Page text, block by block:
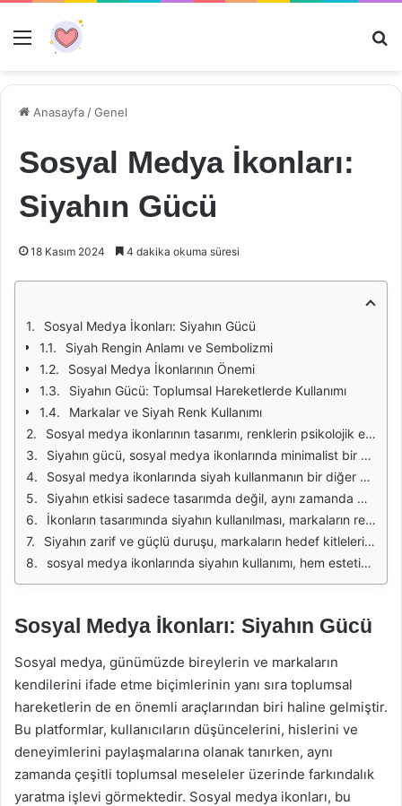
Menü
Anasayfa /Genel
Sosyal Medya İkonları:
Siyahın Gücü
18 Kasım 2024 4 dakika okuma süresi
Sosyal Medya İkonları: Siyahın Gücü
Siyah Rengin Anlamı ve Sembolizmi
Sosyal Medya İkonlarının Önemi
Siyahın Gücü: Toplumsal Hareketlerde Kullanımı
Markalar ve Siyah Renk Kullanımı
Sosyal medya ikonlarının tasarımı, renklerin psikolojik etkisi açısından büyük bir öneme sahiptir. Siyah, genellikle güç, otorite ve zarafet olarak algılanırken, sosyal medya platformları bu rengi kullanarak marka imajlarını pekiştirebilirler. Siyahın bu güçlü nitelikleri, sosyal medya ikonları aracılığıyla kullanıcıların dikkatini çekebilir ve markanın ciddiyetini vurgulayabilir. Özellikle lüks markalar, siyahı tercih ederek kaliteli ve prestijli bir imaj oluşturmayı hedefler.
Siyahın gücü, sosyal medya ikonlarında minimalist bir estetik yaratma potansiyeline sahiptir. Minimalizm, karmaşadan uzak durarak kullanıcıların dikkatini doğrudan ana mesajlara yönlendirmeyi sağlar. Bu nedenle, siyah ikonlar, sade ve etkili bir iletişim aracı olarak öne çıkar. Kullanıcılar, temiz hatları ve net tasarımları sayesinde ikonları daha kolay tanıyabilir ve hatırlayabilir.
Sosyal medya ikonlarında siyah kullanmanın bir diğer avantajı, farklı arka planlarla uyum sağlamasıdır. Siyah, hemen hemen her renkle kombinlenebilir. Bu özellik, ikonların farklı platformlarda, web sitelerinde veya uygulamalarda tutarlı bir şekilde kullanılmasına olanak tanır. Aynı zamanda, siyah ikonlar gece modunda da etkileyici görünür, bu da kullanıcı deneyimini artırabilir.
Siyahın etkisi sadece tasarımda değil, aynı zamanda markaların duygusal bağ kurma konusunda da kendini gösterir. Siyah, güvenilirlik ve profesyonellik hissi uyandırarak kullanıcıların markaya olan bağlılıklarını artırabilir. Bu bağlamda, sosyal medya ikonları, markaların hedef kitleleriyle daha derin bir ilişki kurmalarına yardımcı olabilir. Kullanıcılar, kendilerini güçlü ve etkili bir markanın parçası olarak hissetmek isteyebilirler.
İkonların tasarımında siyahın kullanılması, markaların rekabetçi bir pazarda öne çıkmasına yardımcı olabilir. Özgün ve dikkat çekici bir görünüm, kullanıcıların markayı hatırlamasını ve tercih etmesini kolaylaştırır. Özellikle sosyal medya platformlarında yoğun bir rekabetin olduğu günümüzde, etkili bir ikon tasarımı, kullanıcıların dikkatini çekmek için kritik bir faktördür.
Siyahın zarif ve güçlü duruşu, markaların hedef kitleleriyle daha derin bir bağ kurmalarına olanak tanır. Kullanıcılar, siyah ikonları gördüklerinde, bu ikonların arkasındaki markanın güçlü bir imaj sergilediğini algılarlar. Bu algı, markanın sosyal medya üzerindeki etkinliğini artırabilir ve kullanıcıların marka ile olan etkileşimlerini güçlendirebilir.
sosyal medya ikonlarında siyahın kullanımı, hem estetik hem de psikolojik açıdan önemli avantajlar sunmaktadır. Markalar, bu güçlü rengi kullanarak kendilerini daha etkili bir şekilde ifade edebilir ve kullanıcıların dikkatini çekebilirler. Siyah, sosyal medya ikonları aracılığıyla güç, otorite ve zarafet gibi duyguları yansıtmak için mükemmel bir seçimdir.
Sosyal Medya İkonları: Siyahın Gücü
Sosyal medya, günümüzde bireylerin ve markaların
kendilerini ifade etme biçimlerinin yanı sıra toplumsal
hareketlerin de en önemli araçlarından biri haline gelmiştir.
Bu platformlar, kullanıcıların düşüncelerini, hislerini ve
deneyimlerini paylaşmalarına olanak tanırken, aynı
zamanda çeşitli toplumsal meseleler üzerinde farkındalık
yaratma işlevi görmektedir. Sosyal medya ikonları, bu